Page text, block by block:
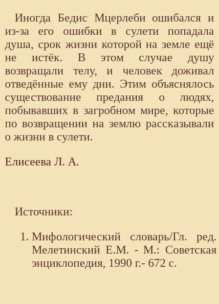
Иногда Бедис Мцерлеби ошибался и
из-за его ошибки в сулети попадала
душа, срок жизни которой на земле ещё
не истёк. В этом случае душу
возвращали телу, и человек доживал
отведённые ему дни. Этим объяснялось
существование предания о людях,
побывавших в загробном мире, которые
по возвращении на землю рассказывали
о жизни в сулети.
Елисеева Л. А.
Источники:
Мифологический словарь/Гл. ред.
Мелетинский Е.М. - М.: Советская
энциклопедия, 1990 г.- 672 с.